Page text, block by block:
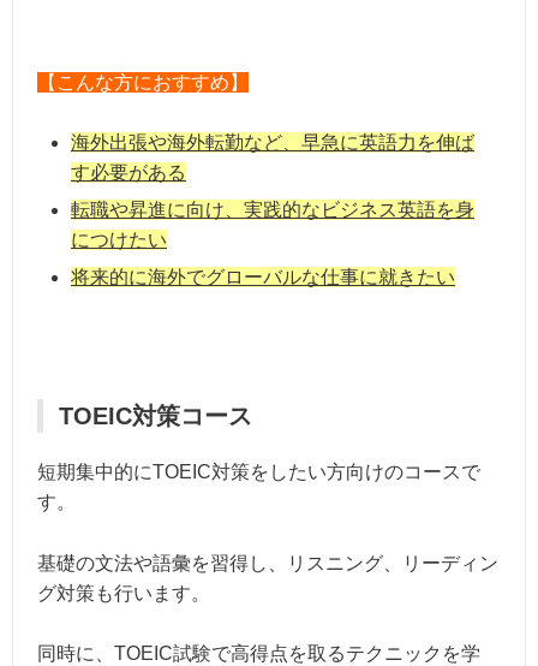
【こんな方におすすめ】
海外出張や海外転勤など、早急に英語力を伸ば
す必要がある
転職や昇進に向け、実践的なビジネス英語を身
につけたい
将来的に海外でグローバルな仕事に就きたい
TOEIC対策コース
短期集中的にTOEIC対策をしたい方向けのコースで
す。
基礎の文法や語彙を習得し、リスニング、リーディン
グ対策も行います。
同時に、TOEIC試験で高得点を取るテクニックを学